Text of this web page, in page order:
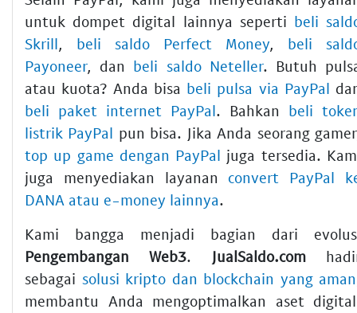
untuk dompet digital lainnya seperti beli
Skrill, beli saldo Perfect Money, beli
Payoneer, dan beli saldo Neteller. Butuh
atau kuota? Anda bisa beli pulsa via PayPal
beli paket internet PayPal. Bahkan beli
listrik PayPal pun bisa. Jika Anda seorang
top up game dengan PayPal juga tersedia.
juga menyediakan layanan convert PayPal
DANA atau e-money lainnya.
Kami bangga menjadi bagian dari
Pengembangan Web3. JualSaldo.com
sebagai solusi kripto dan blockchain yang aman
membantu Anda mengoptimalkan aset